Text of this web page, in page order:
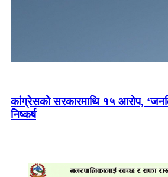
गर्न अदालतको आदेश
कांग्रेसको सरकारमाथि १५ आरोप,
निष्कर्ष